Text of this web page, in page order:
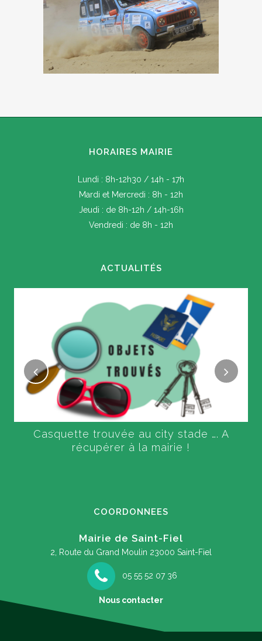
HORAIRES MAIRIE
Lundi : 8h-12h30 / 14h - 17h
Mardi et Mercredi : 8h - 12h
Jeudi : de 8h-12h / 14h-16h
Vendredi : de 8h - 12h
ACTUALITÉS
Casquette trouvée au city stade …. A
récupérer à la mairie !
COORDONNEES
Mairie de Saint-Fiel
2, Route du Grand Moulin 23000 Saint-Fiel
05 55 52 07 36
Nous contacter